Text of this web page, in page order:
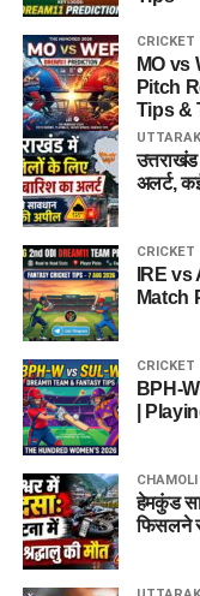
CRICKET
MO vs
Pitch
Tips &
अलर्ट,
CRICKET
IRE
Match
CRICKET
BPH-
|
CHAMOLI
हेमकुंड
फिसलने